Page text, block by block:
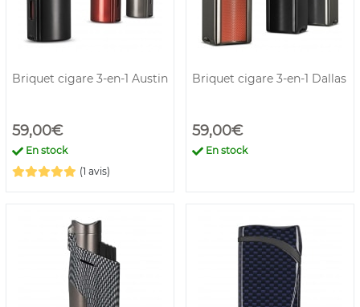
Briquet cigare 3-en-1 Austin
59,00€
En stock
(1 avis)
Briquet cigare 3-en-1 Dallas
59,00€
En stock